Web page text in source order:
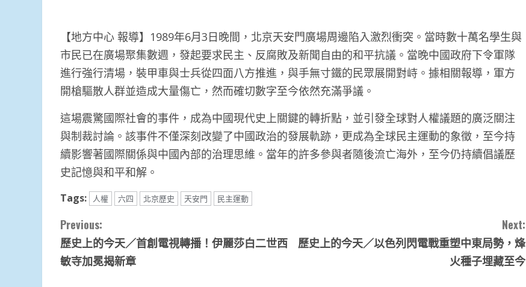
【地方中心 報導】1989年6月3日晚間，北京天安門廣場周邊陷入激烈衝突。當時數十萬名學生與
市民已在廣場聚集數週，發起要求民主、反腐敗及新聞自由的和平抗議。當晚中國政府下令軍隊
進行強行清場，裝甲車與士兵從四面八方推進，與手無寸鐵的民眾展開對峙。據相關報導，軍方
開槍驅散人群並造成大量傷亡，然而確切數字至今依然充滿爭議。
這場震驚國際社會的事件，成為中國現代史上關鍵的轉折點，並引發全球對人權議題的廣泛關注
與制裁討論。該事件不僅深刻改變了中國政治的發展軌跡，更成為全球民主運動的象徵，至今持
續影響著國際關係與中國內部的治理思維。當年的許多參與者隨後流亡海外，至今仍持續倡議歷
史記憶與和平和解。
Tags: 人權 六四 北京歷史 天安門 民主運動
Continue
Reading
Previous:
歷史上的今天／首創電視轉播！伊麗莎白二世西
敏寺加冕揭新章
Next:
歷史上的今天／以色列閃電戰重塑中東局勢，烽
火種子埋藏至今